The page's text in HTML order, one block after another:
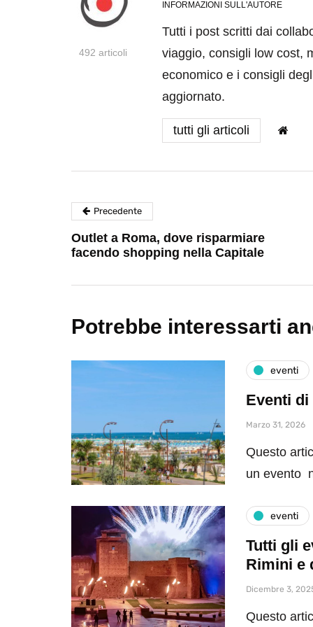
492 articoli
INFORMAZIONI SULL'AUTORE
Tutti i post scritti dai
viaggio, consigli low cost,
economico e i consigli
aggiornato.
tutti gli articoli
Precedente
Outlet a Roma, dove risparmiare
facendo shopping nella Capitale
Potrebbe interessarti
eventi
Eventi di
Marzo 31, 2026
Questo
un evento
eventi
Tutti gli
Rimini e
Dicembre 3,
Questo